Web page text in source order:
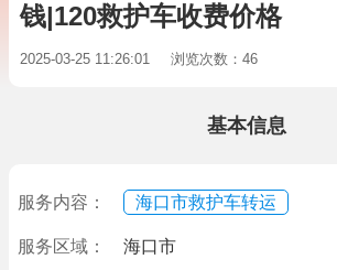
钱|120救护车收费价格
2025-03-25 11:26:01 浏览次数：46
基本信息
服务内容： 海口市救护车转运
服务区域： 海口市